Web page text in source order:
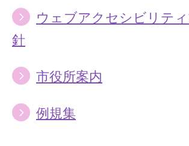
ウェブアクセシビリテ
針
市役所案内
例規集